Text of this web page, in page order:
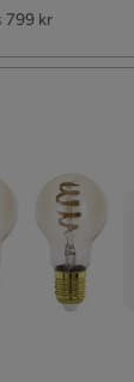
799 kr